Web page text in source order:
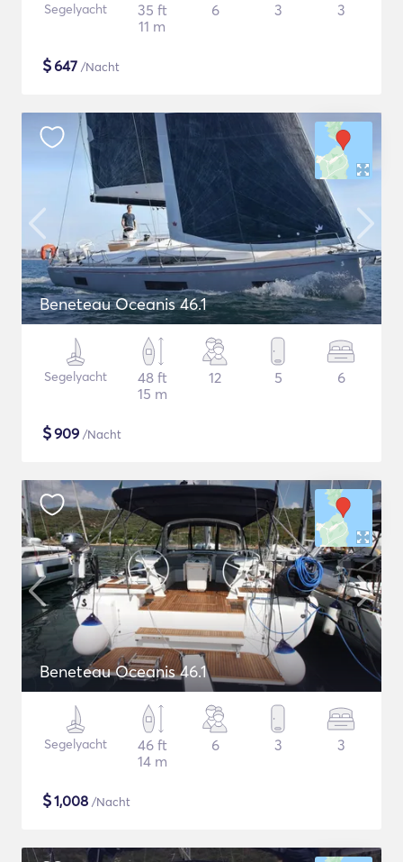
Segelyacht
35 ft
11 m
6 3 3
$647 /Nacht
Beneteau Oceanis 46.1
Segelyacht
48 ft
15 m
12 5 6
$909 /Nacht
Beneteau Oceanis 46.1
Segelyacht
46 ft
14 m
6 3 3
$1,008 /Nacht